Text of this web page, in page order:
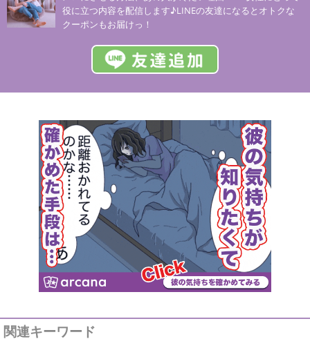
役に立つ内容を配信します♪LINEの友達になるとオトクな
クーポンもお届けっ！
関連キーワード